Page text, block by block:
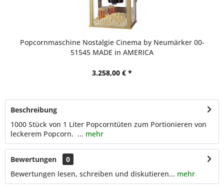
Popcornmaschine Nostalgie Cinema by Neumärker 00-
51545 MADE in AMERICA
3.258,00 € *
Beschreibung
1000 Stück von 1 Liter Popcorntüten zum Portionieren von
leckerem Popcorn. ... mehr
Bewertungen
0
Bewertungen lesen, schreiben und diskutieren... mehr